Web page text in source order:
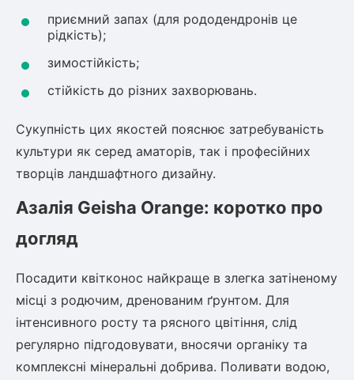
приємний запах (для рододендронів це
рідкість);
зимостійкість;
стійкість до різних захворювань.
Сукупність цих якостей пояснює затребуваність
культури як серед аматорів, так і професійних
творців ландшафтного дизайну.
Азалія Geisha Orange: коротко про
догляд
Посадити квітконос найкраще в злегка затіненому
місці з родючим, дренованим ґрунтом. Для
інтенсивного росту та рясного цвітіння, слід
регулярно підгодовувати, вносячи органіку та
комплексні мінеральні добрива. Поливати водою,